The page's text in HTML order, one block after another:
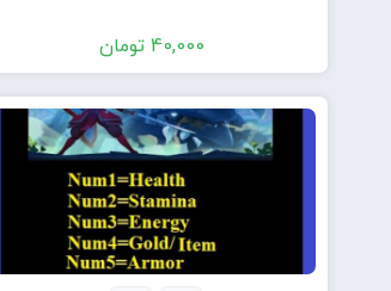
40,000 تومان